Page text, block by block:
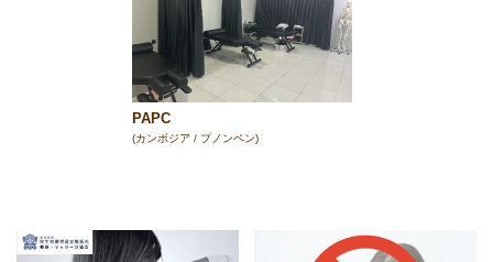
PAPC
(カンボジア / プノンペン)